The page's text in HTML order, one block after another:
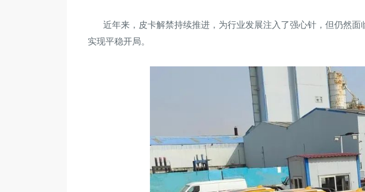
近年来，皮卡解禁持续推进，为行业发展注入了强心针，但仍然
实现平稳开局。